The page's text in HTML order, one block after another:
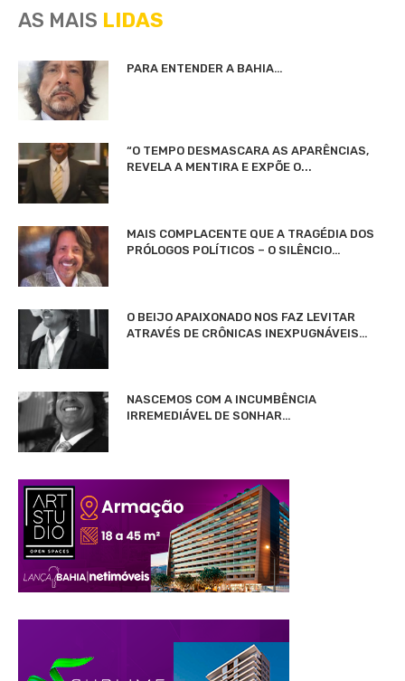
AS MAIS LIDAS
PARA ENTENDER A BAHIA…
“O TEMPO DESMASCARA AS APARÊNCIAS,
REVELA A MENTIRA E EXPÕE O...
MAIS COMPLACENTE QUE A TRAGÉDIA DOS
PRÓLOGOS POLÍTICOS – O SILÊNCIO…
O BEIJO APAIXONADO NOS FAZ LEVITAR
ATRAVÉS DE CRÔNICAS INEXPUGNÁVEIS…
NASCEMOS COM A INCUMBÊNCIA
IRREMEDIÁVEL DE SONHAR…